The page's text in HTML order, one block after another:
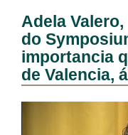
Adela
do
importancia
de Valencia,